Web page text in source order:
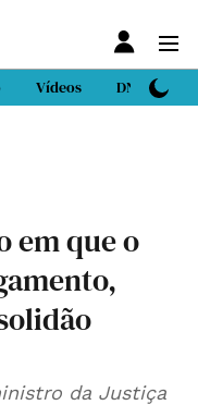
Vídeos DN Sport
em que o
da Justiça